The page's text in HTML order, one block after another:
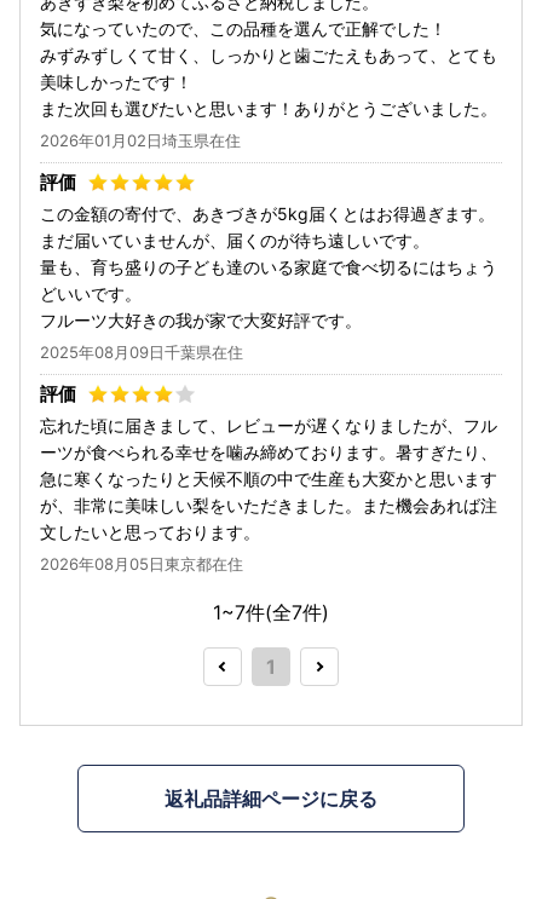
気になっていたので、この品種を選んで正解でした！
みずみずしくて甘く、しっかりと歯ごたえもあって、とても
美味しかったです！
また次回も選びたいと思います！ありがとうございました。
2026年01月02日埼玉県在住
この金額の寄付で、あきづきが5kg届くとはお得過ぎます。
まだ届いていませんが、届くのが待ち遠しいです。
量も、育ち盛りの子ども達のいる家庭で食べ切るにはちょう
どいいです。
フルーツ大好きの我が家で大変好評です。
2025年08月09日千葉県在住
忘れた頃に届きまして、レビューが遅くなりましたが、フル
ーツが食べられる幸せを噛み締めております。暑すぎたり、
急に寒くなったりと天候不順の中で生産も大変かと思います
が、非常に美味しい梨をいただきました。また機会あれば注
文したいと思っております。
2026年08月05日東京都在住
1~7件(全7件)
1
返礼品詳細ページに戻る